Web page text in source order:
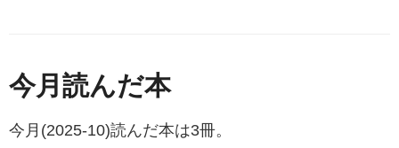
今月読んだ本
今月(2025-10)読んだ本は3冊。